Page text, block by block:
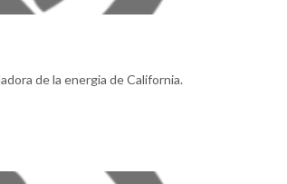
de la energia de California.